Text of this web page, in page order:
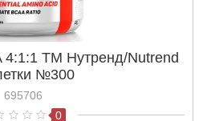
4:1:1 ТМ Нутренд/Nutrend
№300
695706
0